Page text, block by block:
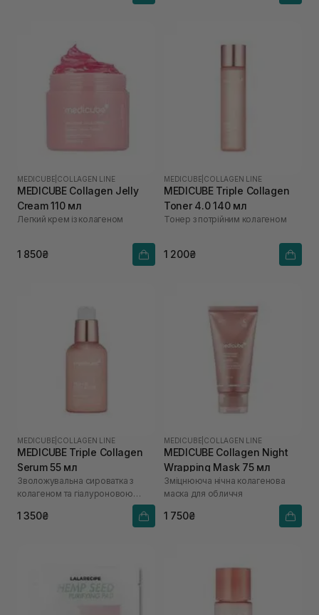
MEDICUBE COLLAGEN LINE
MEDICUBE Collagen Jelly
Cream 110 мл
Легкий крем із колагеном
1 850₴
MEDICUBE COLLAGEN LINE
MEDICUBE Triple Collagen
Toner 4.0 140 мл
Тонер з потрійним колагеном
1 200₴
MEDICUBE COLLAGEN LINE
MEDICUBE Triple Collagen
Serum 55 мл
Зволожувальна сироватка з
колагеном та гіалуроновою
1 350₴
MEDICUBE COLLAGEN LINE
MEDICUBE Collagen Night
Wrapping Mask 75 мл
Зміцнююча нічна колагенова
маска для обличчя
1 750₴